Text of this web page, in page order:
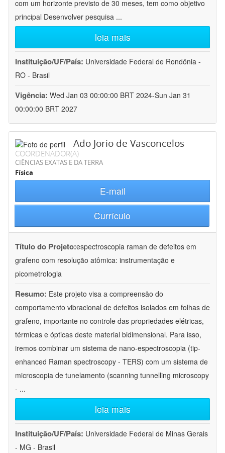
com um horizonte previsto de 30 meses, tem como objetivo
principal Desenvolver pesquisa ...
leia mais
Instituição/UF/País: Universidade Federal de Rondônia -
RO - Brasil
Vigência: Wed Jan 03 00:00:00 BRT 2024-Sun Jan 31
00:00:00 BRT 2027
Ado Jorio de Vasconcelos
COORDENADOR(A)
CIÊNCIAS EXATAS E DA TERRA
Física
E-mail
Currículo
Título do Projeto:espectroscopia raman de defeitos em
grafeno com resolução atômica: instrumentação e
picometrologia
Resumo: Este projeto visa a compreensão do
comportamento vibracional de defeitos isolados em folhas de
grafeno, importante no controle das propriedades elétricas,
térmicas e ópticas deste material bidimensional. Para isso,
iremos combinar um sistema de nano-espectroscopia (tip-
enhanced Raman spectroscopy - TERS) com um sistema de
microscopia de tunelamento (scanning tunnelling microscopy
- ...
leia mais
Instituição/UF/País: Universidade Federal de Minas Gerais
- MG - Brasil